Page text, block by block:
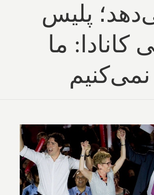
پلیس
کانادا: ما